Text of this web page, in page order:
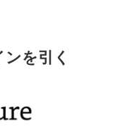
を引く